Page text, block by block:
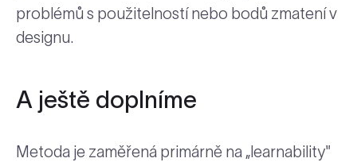
problémů s použitelností nebo bodů zmatení v
designu.
A ještě doplníme
Metoda je zaměřená primárně na „learnability"